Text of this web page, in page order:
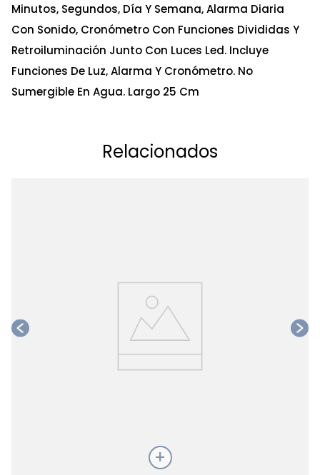
Minutos, Segundos, Día Y Semana, Alarma Diaria
Con Sonido, Cronómetro Con Funciones Divididas Y
Retroiluminación Junto Con Luces Led. Incluye
Funciones De Luz, Alarma Y Cronómetro. No
Sumergible En Agua. Largo 25 Cm
Relacionados